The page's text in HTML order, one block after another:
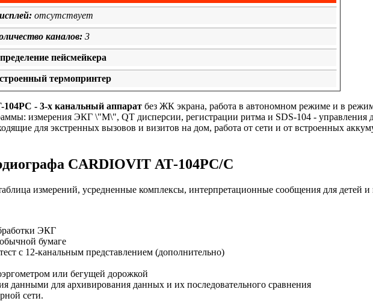
отсутствует
каналов: 3
пейсмейкера
термопринтер
-104PC - 3-х канальный аппарат без ЖК экрана, работа в автономном режиме и в
измерения ЭКГ \"М\", QT дисперсии, регистрации ритма и SDS-104 - управления
для экстренных вызовов и визитов на дом, работа от сети и от встроенных
CARDIOVIT АТ-104PC/C
измерений, усредненные комплексы, интерпретационные сообщения для детей и
ЭКГ
бумаге
с 12-канальным представлением (дополнительно)
или бегущей дорожкой
данными для архивирования данных и их последовательного сравнения
сети.